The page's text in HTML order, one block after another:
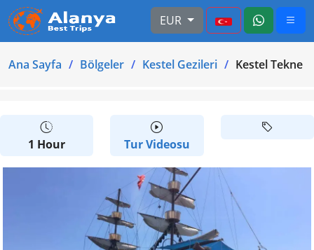
EUR
Ana Sayfa Bölgeler Kestel Gezileri Kestel Tekne
1 Hour Tur Videosu